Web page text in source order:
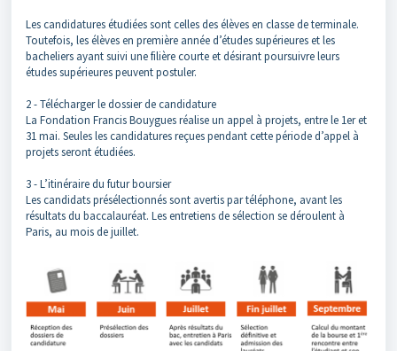
Les candidatures étudiées sont celles des élèves en classe de terminale.
Toutefois, les élèves en première année d’études supérieures et les
bacheliers ayant suivi une filière courte et désirant poursuivre leurs
études supérieures peuvent postuler.
2 - Télécharger le dossier de candidature
La Fondation Francis Bouygues réalise un appel à projets, entre le 1er et
31 mai. Seules les candidatures reçues pendant cette période d’appel à
projets seront étudiées.
3 - L’itinéraire du futur boursier
Les candidats présélectionnés sont avertis par téléphone, avant les
résultats du baccalauréat. Les entretiens de sélection se déroulent à
Paris, au mois de juillet.